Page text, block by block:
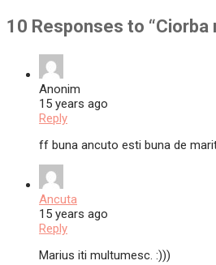
10 Responses to “Ciorba
Anonim
15 years ago
Reply
ff buna ancuto esti buna de
Ancuta
15 years ago
Reply
Marius iti multumesc. :)))